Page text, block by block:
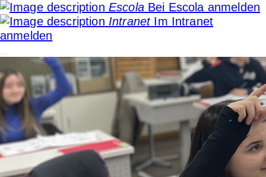
Escola Bei Escola anmelden
Intranet Im Intranet
anmelden